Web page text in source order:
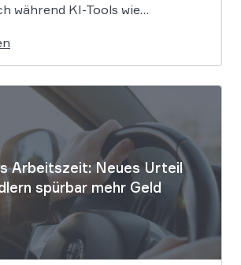
während KI-Tools wie
beeindruckende Ergebnisse
Einsatz von Algorithmen in der
komplexe juristische Fragen
das Markenrecht und
[…]
Arbeitszeit: Neues Urteil
spürbar mehr Geld